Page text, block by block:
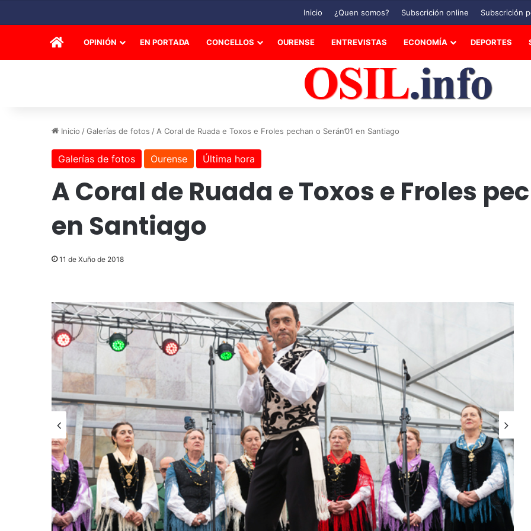
Inicio ¿Quen somos? Subscrición online Subscrición
INICIOOPINIÓN EN PORTADA CONCELLOS OURENSE ENTREVISTAS ECONOMÍA DEPORTES
Inicio /Galerías de fotos / A Coral de Ruada e Toxos e Froles pechan o Serán’01 en Santiago
Galerías de fotos Ourense Última hora
A Coral de Ruada e Toxos e Froles
en Santiago
11 de Xuño de 2018